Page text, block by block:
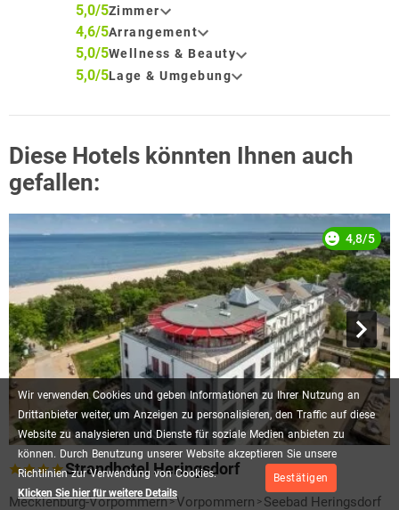
Wir verwenden Cookies und geben Informationen zu Ihrer Nutzung an
Drittanbieter weiter, um Anzeigen zu personalisieren, den Traffic auf diese
Website zu analysieren und Dienste für soziale Medien anbieten zu
können. Durch Benutzung unserer Website akzeptieren Sie unsere
Richtlinien zur Verwendung von Cookies.
Klicken Sie hier für weitere Details
Bestätigen
5,0/5Zimmer
4,6/5Arrangement
5,0/5Wellness & Beauty
5,0/5Lage & Umgebung
Diese Hotels könnten Ihnen auch
gefallen:
4,8/5
Strandhotel Heringsdorf
Mecklenburg-Vorpommern Vorpommern Seebad Heringsdorf